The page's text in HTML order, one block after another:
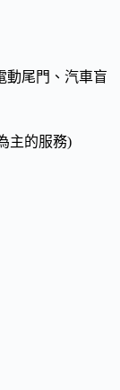
動尾門、汽車盲
主的服務)